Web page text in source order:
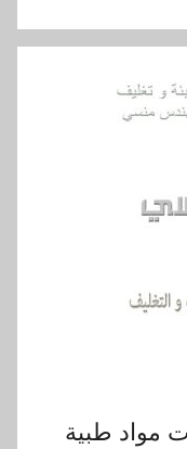
مواد طبية